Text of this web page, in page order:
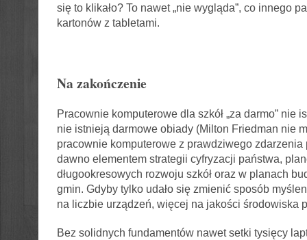
się to klikało? To nawet „nie wygląda”, co innego
kartonów z tabletami.
Na zakończenie
Pracownie komputerowe dla szkół „za darmo” nie
nie istnieją darmowe obiady (Milton Friedman nie
pracownie komputerowe z prawdziwego zdarzenia
dawno elementem strategii cyfryzacji państwa,
długookresowych rozwoju szkół oraz w planach
gmin. Gdyby tylko udało się zmienić sposób
na liczbie urządzeń, więcej na jakości środowiska
Bez solidnych fundamentów nawet setki tysięcy